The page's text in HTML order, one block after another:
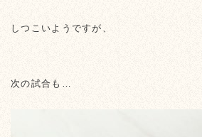
しつこいようですが、
次の試合も…